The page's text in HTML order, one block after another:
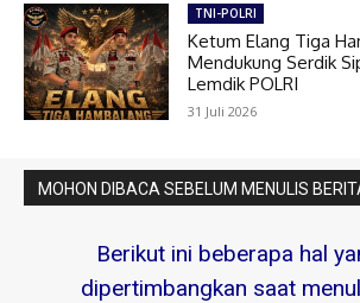
TNI-POLRI
Ketum Elang Tiga
Mendukung Serdik
Lemdik POLRI
31 Juli 2026
MOHON DIBACA SEBELUM MENULIS
Berikut ini beberapa hal
dipertimbangkan saat